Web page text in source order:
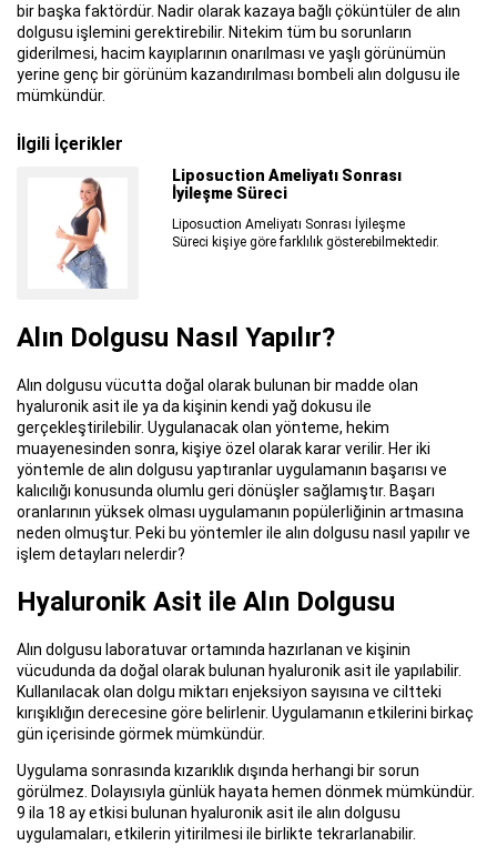
bir başka faktördür. Nadir olarak kazaya bağlı çöküntüler de alın
dolgusu işlemini gerektirebilir. Nitekim tüm bu sorunların
giderilmesi, hacim kayıplarının onarılması ve yaşlı görünümün
yerine genç bir görünüm kazandırılması bombeli alın dolgusu ile
mümkündür.
İlgili İçerikler
Saç Ekimi Tedavisinde FUE
Yönteminin Avantajları
Saç dökülmesinin en büyük nedenlerinden biri
genetik yatkınlıktır...
Alın Dolgusu Nasıl Yapılır?
Alın dolgusu vücutta doğal olarak bulunan bir madde olan
hyaluronik asit ile ya da kişinin kendi yağ dokusu ile
gerçekleştirilebilir. Uygulanacak olan yönteme, hekim
muayenesinden sonra, kişiye özel olarak karar verilir. Her iki
yöntemle de alın dolgusu yaptıranlar uygulamanın başarısı ve
kalıcılığı konusunda olumlu geri dönüşler sağlamıştır. Başarı
oranlarının yüksek olması uygulamanın popülerliğinin artmasına
neden olmuştur. Peki bu yöntemler ile alın dolgusu nasıl yapılır ve
işlem detayları nelerdir?
Hyaluronik Asit ile Alın Dolgusu
Alın dolgusu laboratuvar ortamında hazırlanan ve kişinin
vücudunda da doğal olarak bulunan hyaluronik asit ile yapılabilir.
Kullanılacak olan dolgu miktarı enjeksiyon sayısına ve ciltteki
kırışıklığın derecesine göre belirlenir. Uygulamanın etkilerini birkaç
gün içerisinde görmek mümkündür.
Uygulama sonrasında kızarıklık dışında herhangi bir sorun
görülmez. Dolayısıyla günlük hayata hemen dönmek mümkündür.
9 ila 18 ay etkisi bulunan hyaluronik asit ile alın dolgusu
uygulamaları, etkilerin yitirilmesi ile birlikte tekrarlanabilir.